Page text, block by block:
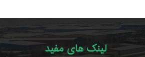
لینک های مفید